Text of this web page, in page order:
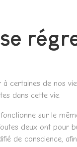
certaines de nos
dans cette vie.
sur le
deux ont pour
de conscience,